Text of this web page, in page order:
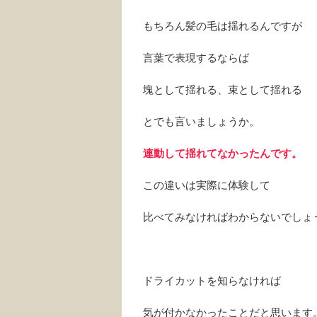
もちろん髪の毛は揺れるんですが
言葉で表現するならば
塊として揺れる、束として揺れる
とでも言いましょうか。
連動して揺れてなかったんです。
この違いは実際に体験して
比べてみなければわからないでしょ
ドライカットを知らなければ
気が付かなかったことだと思います